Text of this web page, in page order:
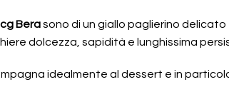
Berasono di un giallo paglierino
dolcezza, sapidità e lunghissima
idealmente al dessert e in